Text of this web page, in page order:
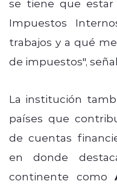
se tiene que estar
Impuestos
trabajos y a qué
de impuestos",
La institución
países que
de cuentas
en donde
continente como